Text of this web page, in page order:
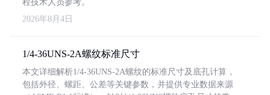
程技术人员参考。
2026年8月4日
1/4-36UNS-2A螺纹标准尺寸
本文详细解析1/4-36UNS-2A螺纹的标准尺寸及底孔计算，
包括外径、螺距、公差等关键参数，并提供专业数据来源